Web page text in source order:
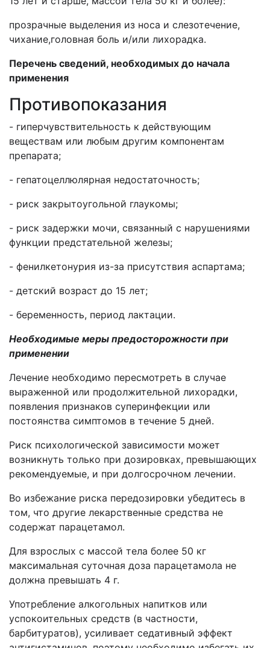
прозрачные выделения из носа и слезотечение,
чихание,головная боль и/или лихорадка.
Перечень сведений, необходимых до начала
применения
Противопоказания
- гиперчувствительность к действующим
веществам или любым другим компонентам
препарата;
- гепатоцеллюлярная недостаточность;
- риск закрытоугольной глаукомы;
- риск задержки мочи, связанный с нарушениями
функции предстательной железы;
- фенилкетонурия из-за присутствия аспартама;
- детский возраст до 15 лет;
- беременность, период лактации.
Необходимые меры предосторожности при
применении
Лечение необходимо пересмотреть в случае
выраженной или продолжительной лихорадки,
появления признаков суперинфекции или
постоянства симптомов в течение 5 дней.
Риск психологической зависимости может
возникнуть только при дозировках, превышающих
рекомендуемые, и при долгосрочном лечении.
Во избежание риска передозировки убедитесь в
том, что другие лекарственные средства не
содержат парацетамол.
Для взрослых с массой тела более 50 кг
максимальная суточная доза парацетамола не
должна превышать 4 г.
Употребление алкогольных напитков или
успокоительных средств (в частности,
барбитуратов), усиливает седативный эффект